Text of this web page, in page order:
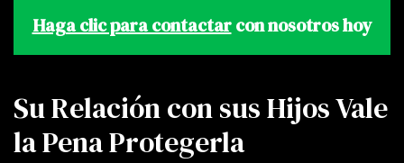
Haga clic para contactarcon nosotros hoy
Su Relación con sus Hijos Vale
la Pena Protegerla